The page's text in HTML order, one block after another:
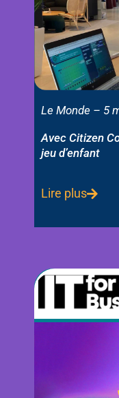
Le Monde – 5
Avec Citizen
jeu d’enfant
Lire plus